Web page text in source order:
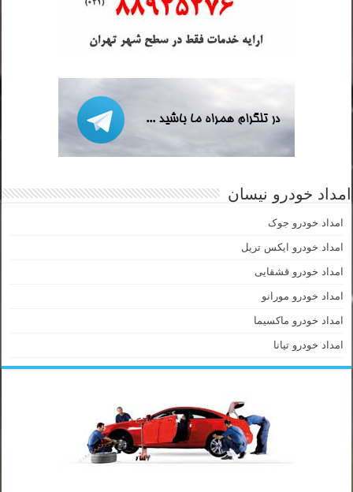
امداد خودرو نیسان
امداد خودرو جوک
امداد خودرو ایکس تریل
امداد خودرو قشقایی
امداد خودرو مورانو
امداد خودرو ماکسیما
امداد خودرو تیانا